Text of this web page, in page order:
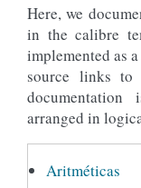
Here, we
in the calibre
implemented as
source links to
arranged in
Aritméticas